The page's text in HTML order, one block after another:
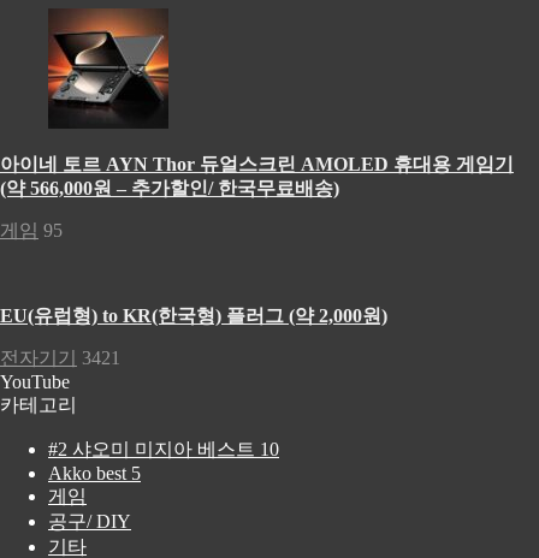
아이네 토르 AYN Thor 듀얼스크린 AMOLED 휴대용 게임기
(약 566,000원 – 추가할인/ 한국무료배송)
게임 95
EU(유럽형) to KR(한국형) 플러그 (약 2,000원)
전자기기
3421
YouTube
카테고리
#2 샤오미 미지아 베스트 10
Akko best 5
게임
공구/ DIY
기타